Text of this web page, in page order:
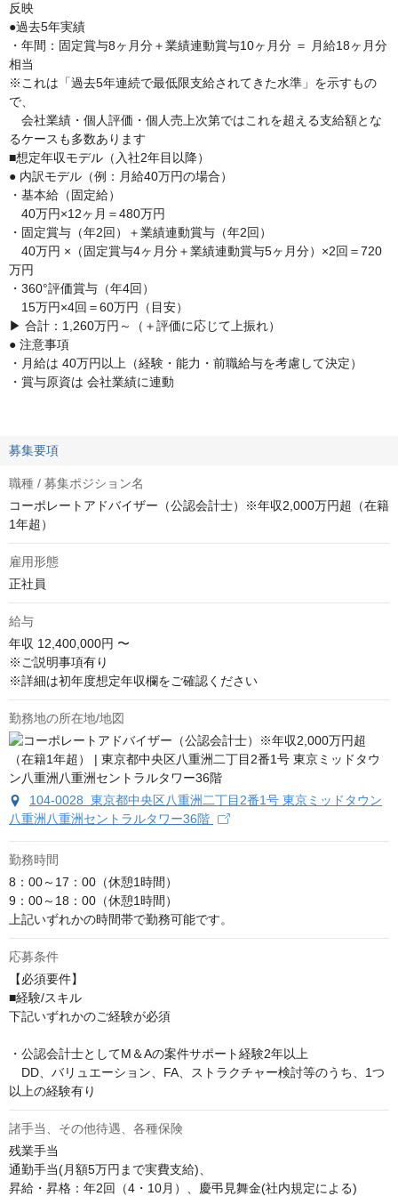
反映
●過去5年実績
・年間：固定賞与8ヶ月分＋業績連動賞与10ヶ月分 ＝ 月給18ヶ月分
相当
※これは「過去5年連続で最低限支給されてきた水準」を示すもの
で、
会社業績・個人評価・個人売上次第ではこれを超える支給額とな
るケースも多数あります
■想定年収モデル（入社2年目以降）
● 内訳モデル（例：月給40万円の場合）
・基本給（固定給）
40万円×12ヶ月＝480万円
・固定賞与（年2回）＋業績連動賞与（年2回）
40万円 ×（固定賞与4ヶ月分＋業績連動賞与5ヶ月分）×2回＝720
万円
・360°評価賞与（年4回）
15万円×4回＝60万円（目安）
▶ 合計：1,260万円～（＋評価に応じて上振れ）
● 注意事項
・月給は 40万円以上（経験・能力・前職給与を考慮して決定）
・賞与原資は 会社業績に連動
募集要項
職種 / 募集ポジション名
コーポレートアドバイザー（公認会計士）※年収2,000万円超（在籍
1年超）
雇用形態
正社員
給与
年収 12,400,000円 〜
※ご説明事項有り
※詳細は初年度想定年収欄をご確認ください
勤務地の所在地/地図
104-0028 東京都中央区八重洲二丁目2番1号 東京ミッドタウン
八重洲八重洲セントラルタワー36階
勤務時間
8：00～17：00（休憩1時間）
9：00～18：00（休憩1時間）
上記いずれかの時間帯で勤務可能です。
応募条件
【必須要件】
■経験/スキル
下記いずれかのご経験が必須
・公認会計士としてM＆Aの案件サポート経験2年以上
DD、バリュエーション、FA、ストラクチャー検討等のうち、1つ
以上の経験有り
諸手当、その他待遇、各種保険
残業手当
通勤手当(月額5万円まで実費支給)、
昇給・昇格：年2回（4・10月）、慶弔見舞金(社内規定による)